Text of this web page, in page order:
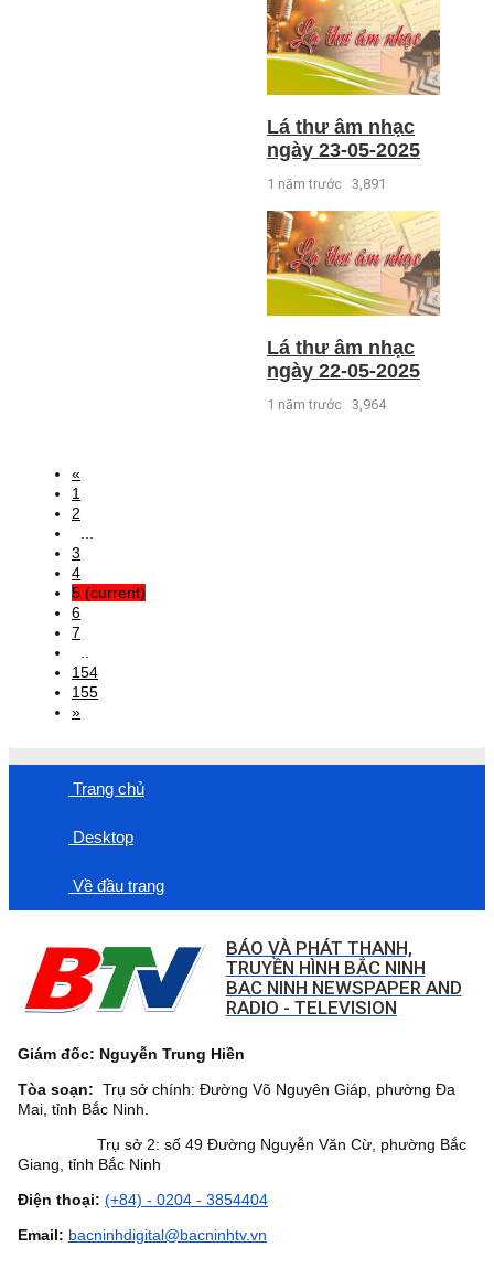
Lá thư âm nhạc
ngày 23-05-2025
1 năm trước 3,891
Lá thư âm nhạc
ngày 22-05-2025
1 năm trước 3,964
«
1
2
3
4
5 (current)
6
7
154
155
»
Trang chủ
Desktop
Về đầu trang
BÁO VÀ PHÁT THANH,
TRUYỀN HÌNH BẮC NINH
BAC NINH NEWSPAPER AND
RADIO - TELEVISION
Giám đốc: Nguyễn Trung Hiền
Tòa soạn: Trụ sở chính: Đường Võ Nguyên Giáp, phường Đa
Mai, tỉnh Bắc Ninh.
Trụ sở 2: số 49 Đường Nguyễn Văn Cừ, phường Bắc
Giang, tỉnh Bắc Ninh
Điện thoại: (+84) - 0204 - 3854404
Email: bacninhdigital@bacninhtv.vn